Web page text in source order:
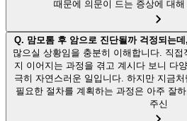
때문에 의문이 드는 증상에 대
Q. 맘모톰 후 암으로 진단될까 걱정되는
많으실 상황임을 충분히 이해합니다. 직
지 이어지는 과정을 겪고 계시다 보니 다
극히 자연스러운 일입니다. 하지만 지금
필요한 절차를 계획하는 과정은 아주 잘
주신